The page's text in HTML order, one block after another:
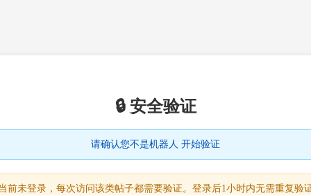
🔒 安全验证
请确认您不是机器人 开始验证
前未登录，每次访问该类帖子都需要验证。登录后1小时内无需重复验